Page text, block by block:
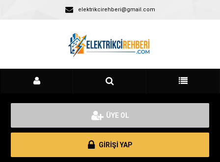
elektrikcirehberi@gmail.com
ÜYE OL
GİRİŞİ YAP